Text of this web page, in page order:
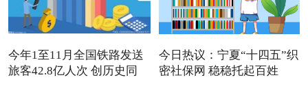
今年1至11月全国铁路发送
旅客42.8亿人次 创历史同
今日热议：宁夏“十四五”织
密社保网 稳稳托起百姓